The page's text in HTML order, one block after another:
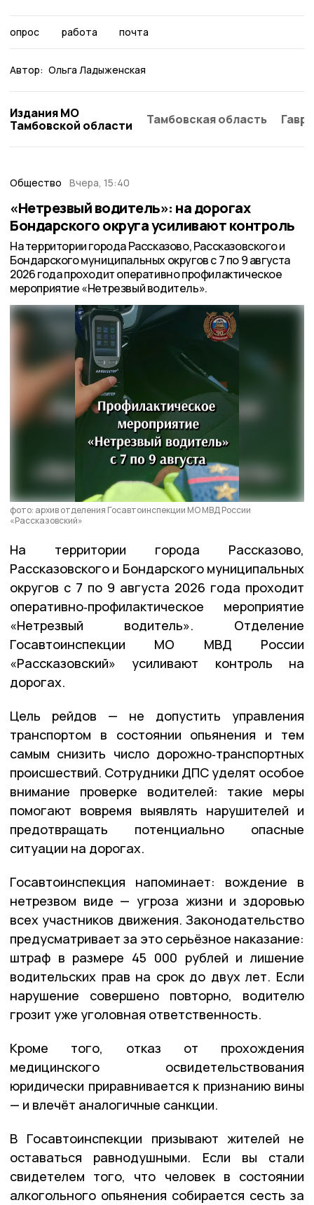
опрос работа почта
Автор: Ольга Ладыженская
Издания МО
Тамбовской области
Тамбовская область
Общество Вчера, 15:40
«Нетрезвый водитель»: на дорогах
Бондарского округа усиливают контроль
На территории города Рассказово, Рассказовского и
Бондарского муниципальных округов с 7 по 9 августа
2026 года проходит оперативно профилактическое
мероприятие «Нетрезвый водитель».
фото: архив отделения Госавтоинспекции МО МВД России
«Рассказовский»
На территории города Рассказово,
Рассказовского и Бондарского муниципальных
округов с 7 по 9 августа 2026 года проходит
оперативно‑профилактическое мероприятие
«Нетрезвый водитель». Отделение
Госавтоинспекции МО МВД России
«Рассказовский» усиливают контроль на
дорогах.
Цель рейдов — не допустить управления
транспортом в состоянии опьянения и тем
самым снизить число дорожно‑транспортных
происшествий. Сотрудники ДПС уделят особое
внимание проверке водителей: такие меры
помогают вовремя выявлять нарушителей и
предотвращать потенциально опасные
ситуации на дорогах.
Госавтоинспекция напоминает: вождение в
нетрезвом виде — угроза жизни и здоровью
всех участников движения. Законодательство
предусматривает за это серьёзное наказание:
штраф в размере 45 000 рублей и лишение
водительских прав на срок до двух лет. Если
нарушение совершено повторно, водителю
грозит уже уголовная ответственность.
Кроме того, отказ от прохождения
медицинского освидетельствования
юридически приравнивается к признанию вины
— и влечёт аналогичные санкции.
В Госавтоинспекции призывают жителей не
оставаться равнодушными. Если вы стали
свидетелем того, что человек в состоянии
алкогольного опьянения собирается сесть за